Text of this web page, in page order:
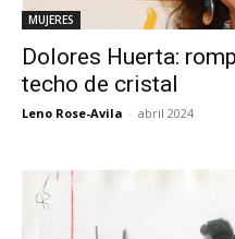
MUJERES
Dolores Huerta:
techo de cristal
Leno Rose-Avila - abril 2024